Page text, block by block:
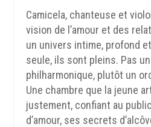
Camicela, chanteuse et
vision de l’amour et des
un univers intime, profond
seule, ils sont pleins. Pas
philharmonique, plutôt un
Une chambre que la jeune
justement, confiant au
d’amour, ses secrets